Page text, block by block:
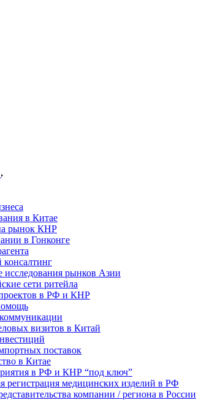
в Китае
рынок КНР
в Гонконге
исследования рынков Азии
сети ритейла
в РФ и КНР
визитов в Китай
поставок
в Китае
в РФ и КНР “под ключ”
регистрация медицинских изделий в РФ
компании / региона в России